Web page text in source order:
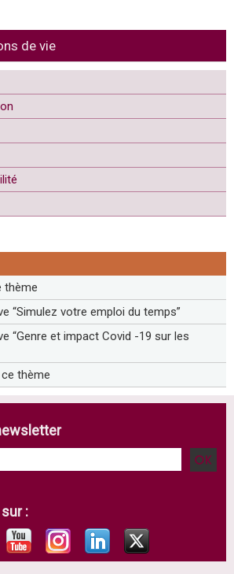
de vie
thème
“Simulez votre emploi du temps”
“Genre et impact Covid -19 sur les
thème
: